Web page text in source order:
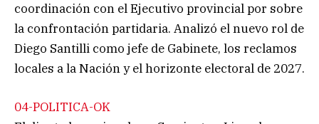
coordinación con el Ejecutivo provincial por sobre
la confrontación partidaria. Analizó el nuevo rol de
Diego Santilli como jefe de Gabinete, los reclamos
locales a la Nación y el horizonte electoral de 2027.
04-POLITICA-OK